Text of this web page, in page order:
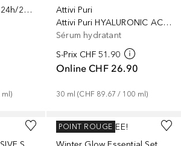
Acide hyaluronique 24h/24 et 7j/7
ml)
Attivi Puri
Attivi Puri HYALURONIC ACID + POLYGLUTAMMIC Moisturizing Lifting
Sérum hydratant
S-Prix CHF 51.90
Online CHF 26.90
30 ml (CHF 89.67 / 100 ml)
ONE. TWO. FREE!
POINT ROUGE